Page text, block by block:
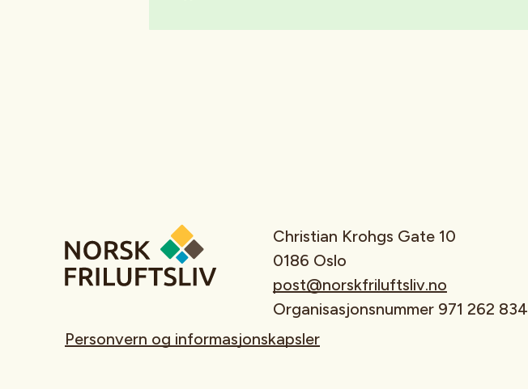
Christian Krohgs Gate 10
0186 Oslo
post@norskfriluftsliv.no
Organisasjonsnummer 971 262 834
Personvern og informasjonskapsler